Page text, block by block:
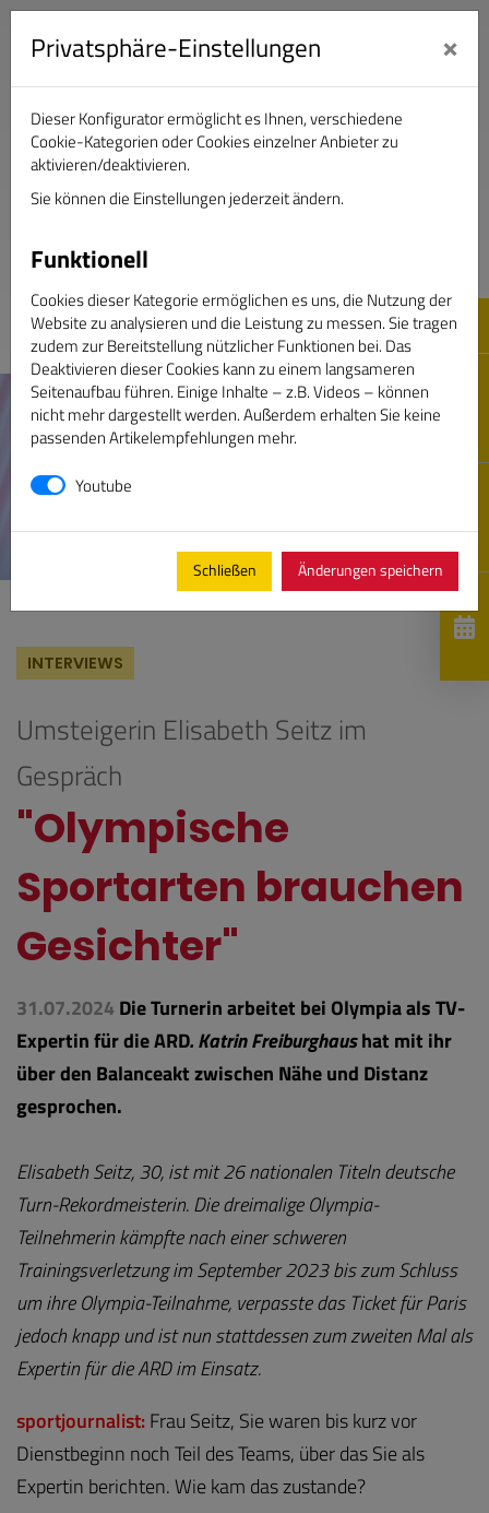
Verband Deutscher Sportjournalisten e.V.
INTERVIEWS
Umsteigerin Elisabeth Seitz im
Gespräch
"Olympische
Sportarten brauchen
Gesichter"
31.07.2024 Die Turnerin arbeitet bei Olympia als TV-
Expertin für die ARD. Katrin Freiburghaushat mit ihr
über den Balanceakt zwischen Nähe und Distanz
gesprochen.
Elisabeth Seitz, 30, ist mit 26 nationalen Titeln deutsche
Turn-Rekordmeisterin. Die dreimalige Olympia-
Teilnehmerin kämpfte nach einer schweren
Trainingsverletzung im September 2023 bis zum Schluss
um ihre Olympia-Teilnahme, verpasste das Ticket für Paris
jedoch knapp und ist nun stattdessen zum zweiten Mal als
Expertin für die ARD im Einsatz.
sportjournalist:Frau Seitz, Sie waren bis kurz vor
Dienstbeginn noch Teil des Teams, über das Sie als
Expertin berichten. Wie kam das zustande?
Privatsphäre-Einstellungen ×
Dieser Konfigurator ermöglicht es Ihnen, verschiedene
Cookie-Kategorien oder Cookies einzelner Anbieter zu
aktivieren/deaktivieren.
Sie können die Einstellungen jederzeit ändern.
Funktionell
Cookies dieser Kategorie ermöglichen es uns, die Nutzung der
Website zu analysieren und die Leistung zu messen. Sie tragen
zudem zur Bereitstellung nützlicher Funktionen bei. Das
Deaktivieren dieser Cookies kann zu einem langsameren
Seitenaufbau führen. Einige Inhalte – z.B. Videos – können
nicht mehr dargestellt werden. Außerdem erhalten Sie keine
passenden Artikelempfehlungen mehr.
Youtube
Schließen Änderungen speichern